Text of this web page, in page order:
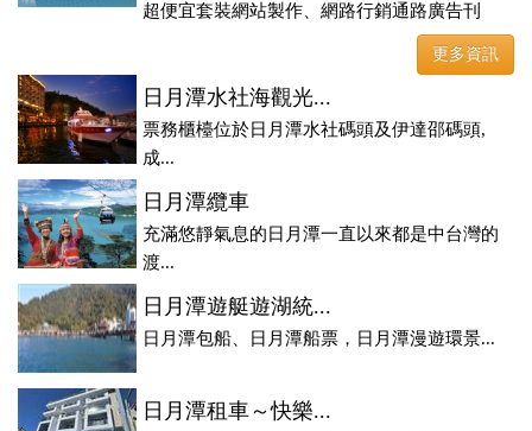
超便宜套裝網站製作、網路行銷通路廣告刊
登、訂房系統、客房委託旅行社銷售，全面優惠中....
更多資訊
日月潭水社海觀光...
票務櫃檯位於日月潭水社碼頭及伊達邵碼頭,
成...
日月潭纜車
充滿悠靜氣息的日月潭一直以來都是中台灣的
渡...
日月潭遊艇遊湖統...
日月潭包船、日月潭船票，日月潭漫遊環景...
日月潭租車～快樂...